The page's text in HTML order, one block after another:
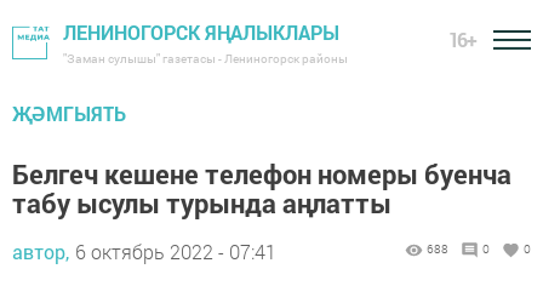
ЛЕНИНОГОРСК ЯҢАЛЫКЛАРЫ
"Заман сулышы" газетасы - Лениногорск районы
16+
ҖӘМГЫЯТЬ
Белгеч кешене телефон номеры буенча
табу ысулы турында аңлатты
автор, 6 октябрь 2022 - 07:41 688 0 0